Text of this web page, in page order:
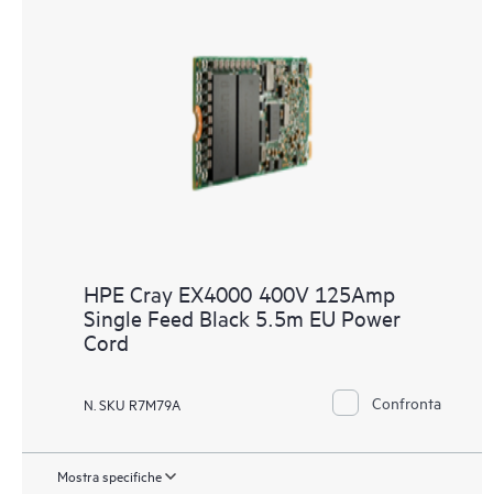
HPE Cray EX4000 400V 125Amp
Single Feed Black 5.5m EU Power
Cord
N. SKU R7M79A Confronta
Mostra specifiche